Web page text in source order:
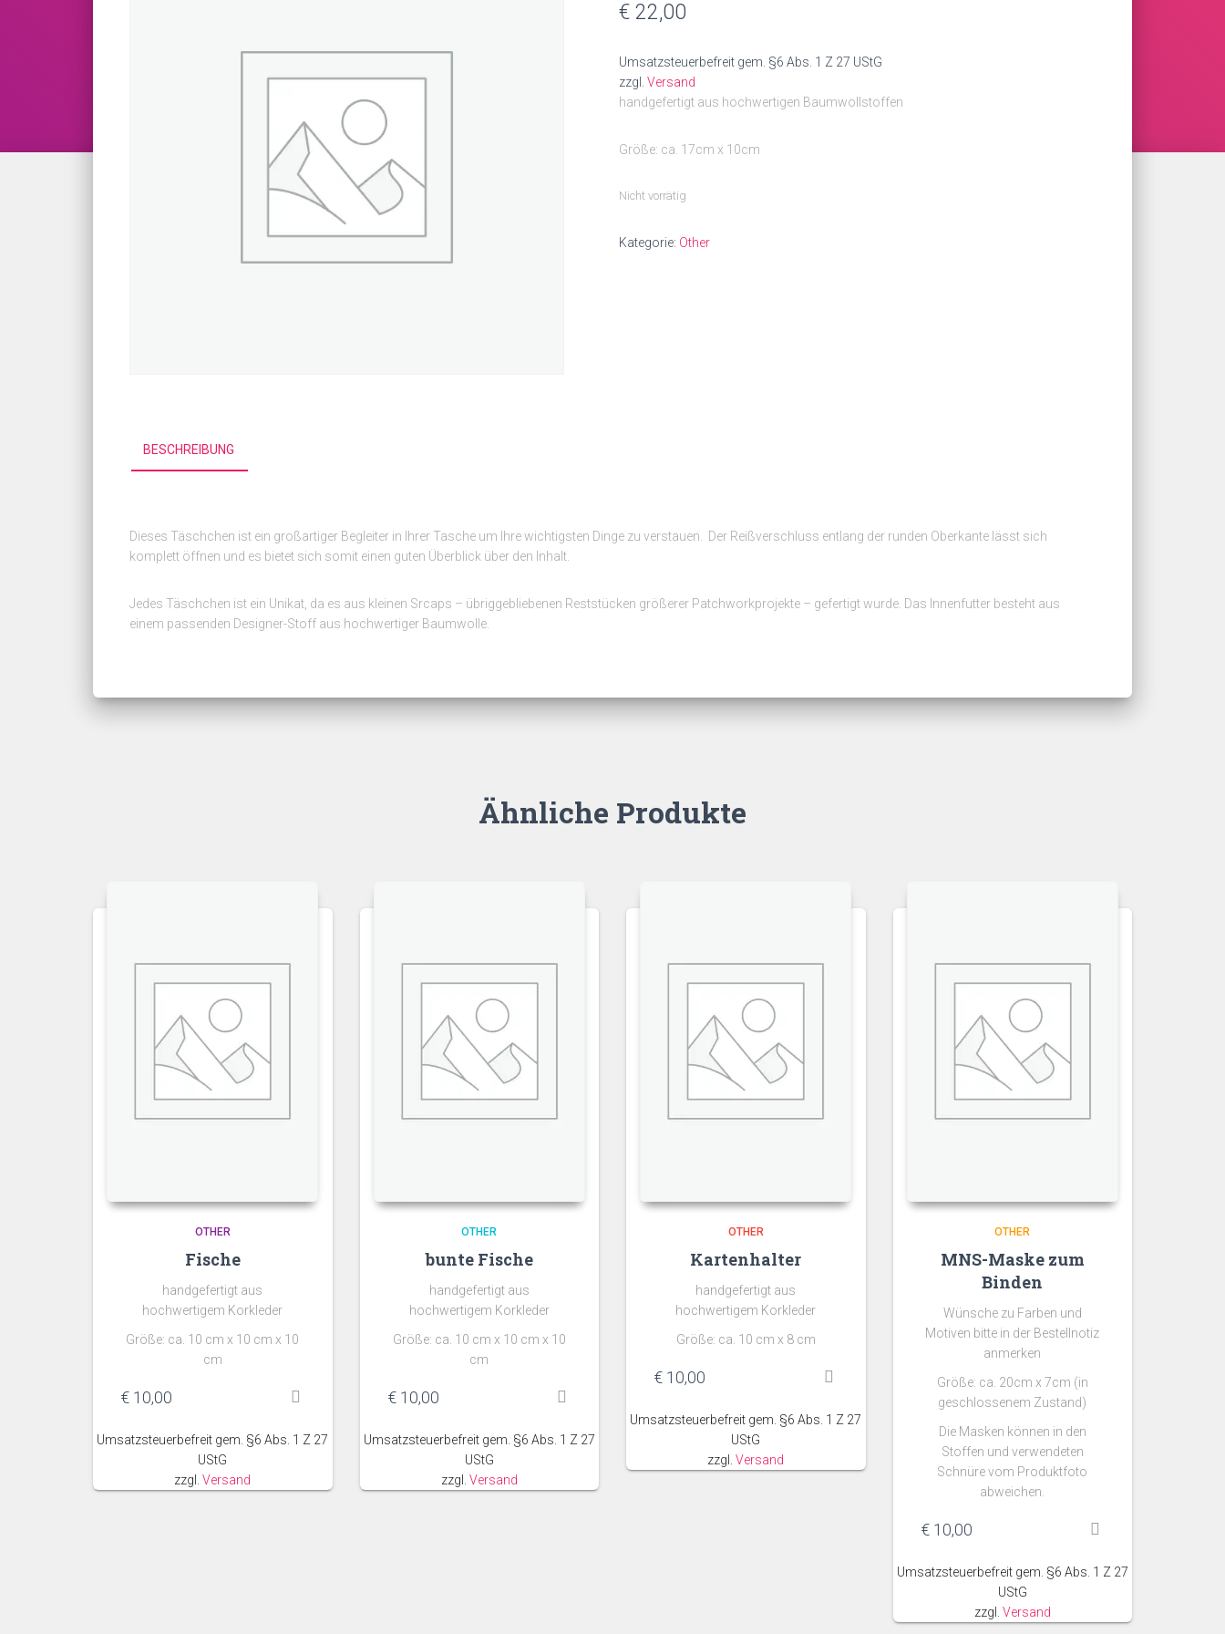
€ 22,00
Umsatzsteuerbefreit gem. §6 Abs. 1 Z 27 UStG
zzgl. Versand
handgefertigt aus hochwertigen Baumwollstoffen
Größe: ca. 17cm x 10cm
Nicht vorrätig
Kategorie: Other
BESCHREIBUNG
Dieses Täschchen ist ein großartiger Begleiter in Ihrer Tasche um Ihre wichtigsten Dinge zu verstauen. Der Reißverschluss entlang der runden Oberkante lässt sich
komplett öffnen und es bietet sich somit einen guten Überblick über den Inhalt.
Jedes Täschchen ist ein Unikat, da es aus kleinen Srcaps – übriggebliebenen Reststücken größerer Patchworkprojekte – gefertigt wurde. Das Innenfutter besteht aus
einem passenden Designer-Stoff aus hochwertiger Baumwolle.
Ähnliche Produkte
OTHER
Fische
handgefertigt aus
hochwertigem Korkleder
Größe: ca. 10 cm x 10 cm x 10
cm
€ 10,00
Umsatzsteuerbefreit gem. §6 Abs. 1 Z 27
UStG
zzgl.Versand
OTHER
bunte Fische
handgefertigt aus
hochwertigem Korkleder
Größe: ca. 10 cm x 10 cm x 10
cm
€10,00
Umsatzsteuerbefreit gem. §6 Abs. 1 Z 27
UStG
zzgl. Versand
OTHER
Kartenhalter
handgefertigt aus
hochwertigem Korkleder
Größe: ca. 10 cm x 8 cm
€ 10,00
Umsatzsteuerbefreit gem. §6 Abs. 1 Z 27
UStG
zzgl.Versand
OTHER
MNS-Maske zum
Binden
Wünsche zu Farben und
Motiven bitte in der Bestellnotiz
anmerken
Größe: ca. 20cm x 7cm (in
geschlossenem Zustand)
Die Masken können in den
Stoffen und verwendeten
Schnüre vom Produktfoto
abweichen.
€10,00
Umsatzsteuerbefreit gem. §6 Abs. 1 Z 27
UStG
zzgl. Versand